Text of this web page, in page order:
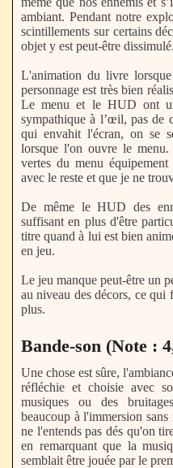
ambiant. Pendant notre
scintillements sur certains
objet y est peut-être dissimulé.
L'animation du livre
personnage est très bien
Le menu et le HUD ont
sympathique à l’œil, pas de
qui envahit l'écran, on se
lorsque l'on ouvre le menu.
vertes du menu
avec le reste et que je ne
De même le HUD des
suffisant en plus d'être
titre quand à lui est bien
en jeu.
Le jeu manque peut-être un
au niveau des décors, ce
plus.
Bande-son (Note :
Une chose est sûre,
réfléchie et choisie avec
musiques ou des
beaucoup à l'immersion
ne l'entends pas dés qu'on
en remarquant que la
semblait être jouée par le